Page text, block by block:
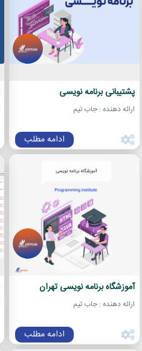
پشتیبانی برنامه نویسی
ارائه دهنده : جاب تیم
ادامه مطلب
آموزشگاه برنامه نویسی تهران
ارائه دهنده : جاب تیم
ادامه مطلب